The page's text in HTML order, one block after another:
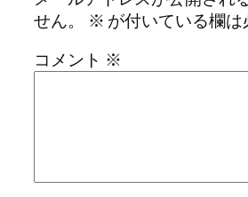
せん。
※ が付いている欄
コメント ※